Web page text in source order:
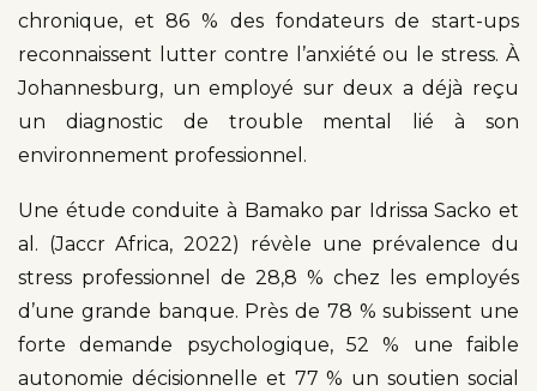
chronique, et 86 % des fondateurs de start-ups
reconnaissent lutter contre l’anxiété ou le stress. À
Johannesburg, un employé sur deux a déjà reçu
un diagnostic de trouble mental lié à son
environnement professionnel.
Une étude conduite à Bamako par Idrissa Sacko et
al. (Jaccr Africa, 2022) révèle une prévalence du
stress professionnel de 28,8 % chez les employés
d’une grande banque. Près de 78 % subissent une
forte demande psychologique, 52 % une faible
autonomie décisionnelle et 77 % un soutien social